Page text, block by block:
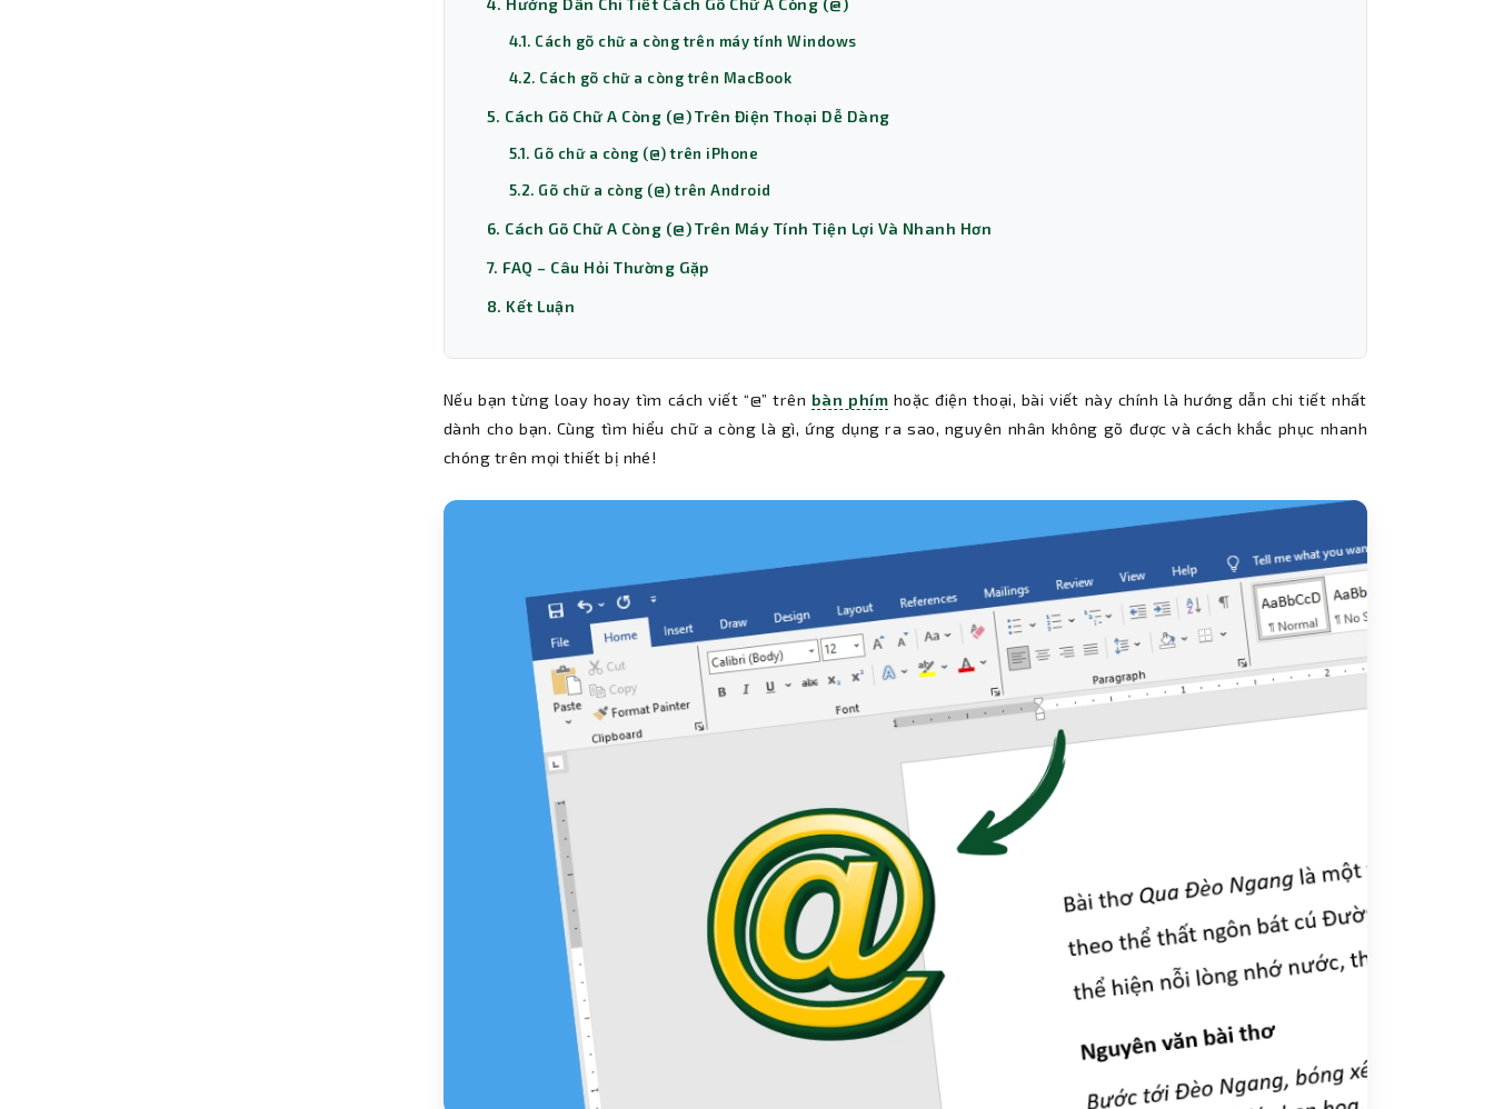
4. Hướng Dẫn Chi Tiết Cách Gõ Chữ A Còng (@)
4.1. Cách gõ chữ a còng trên máy tính Windows
4.2. Cách gõ chữ a còng trên MacBook
5. Cách Gõ Chữ A Còng (@) Trên Điện Thoại Dễ Dàng
5.1. Gõ chữ a còng (@) trên iPhone
5.2. Gõ chữ a còng (@) trên Android
6. Cách Gõ Chữ A Còng (@) Trên Máy Tính Tiện Lợi Và Nhanh Hơn
7. FAQ – Câu Hỏi Thường Gặp
8. Kết Luận
Nếu bạn từng loay hoay tìm cách viết “@” trên bàn phím hoặc điện thoại, bài viết này chính là hướng dẫn chi tiết nhất
dành cho bạn. Cùng tìm hiểu chữ a còng là gì, ứng dụng ra sao, nguyên nhân không gõ được và cách khắc phục nhanh
chóng trên mọi thiết bị nhé!